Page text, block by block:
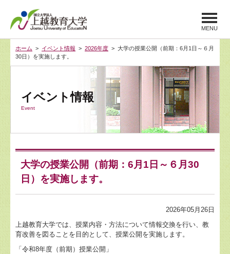
MENU
ホーム > イベント情報 > 2026年度 > 大学の授業公開（前期：6月1日～６月
30日）を実施します。
イベント情報
Event
大学の授業公開（前期：6月1日～６月30
日）を実施します。
2026年05月26日
上越教育大学では、授業内容・方法について情報交換を行い、教
育改善を図ることを目的として、授業公開を実施します。
「令和8年度（前期）授業公開」